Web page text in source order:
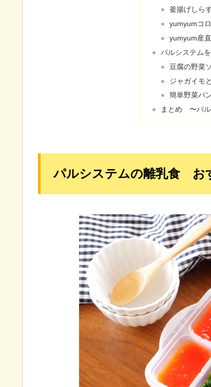
釜揚げしら
yumyumコ
yumyum産
パルシステム
豆腐の野菜
ジャガイモ
簡単野菜パ
まとめ 〜パル
パルシステムの離乳食 お